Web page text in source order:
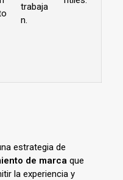
trabaja
n.
estrategia de
de marcaque
la experiencia y